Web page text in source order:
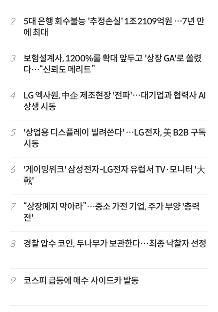
2
5대 은행 회수불능 '추정손실' 1조2109억원 …7년 만
에 최대
3
보험설계사, 1200%룰 확대 앞두고 '상장 GA'로 쏠렸
다…“신뢰도 메리트”
4
LG 엑사원, 中企 제조현장 '전파'…대기업과 협력사 AI
상생 시동
5
'상업용 디스플레이 빌려쓴다' …LG전자, 美 B2B 구독
시동
6
'게이밍위크' 삼성전자-LG전자 유럽서 TV·모니터 '大
戰'
7
“상장폐지 막아라”…중소 가전 기업, 주가 부양 '총력
전'
8 경찰 압수 코인, 두나무가 보관한다…최종 낙찰자 선정
9 코스피 급등에 매수 사이드카 발동